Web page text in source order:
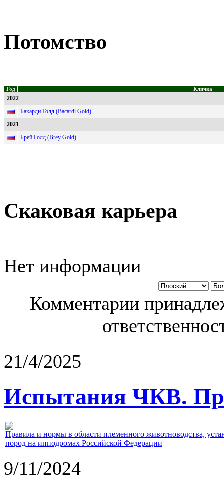
Потомство
Год Кличка
2022
Бакарди Голд (Bacardi Gold)
2021
Брей Голд (Brey Gold)
Скаковая карьера
Нет информации
Комментарии
21/4/2025
Испытания ЧКВ.
Правила и нормы в области племенного животноводства,
пород на ипподромах Российской Федерации
9/11/2024